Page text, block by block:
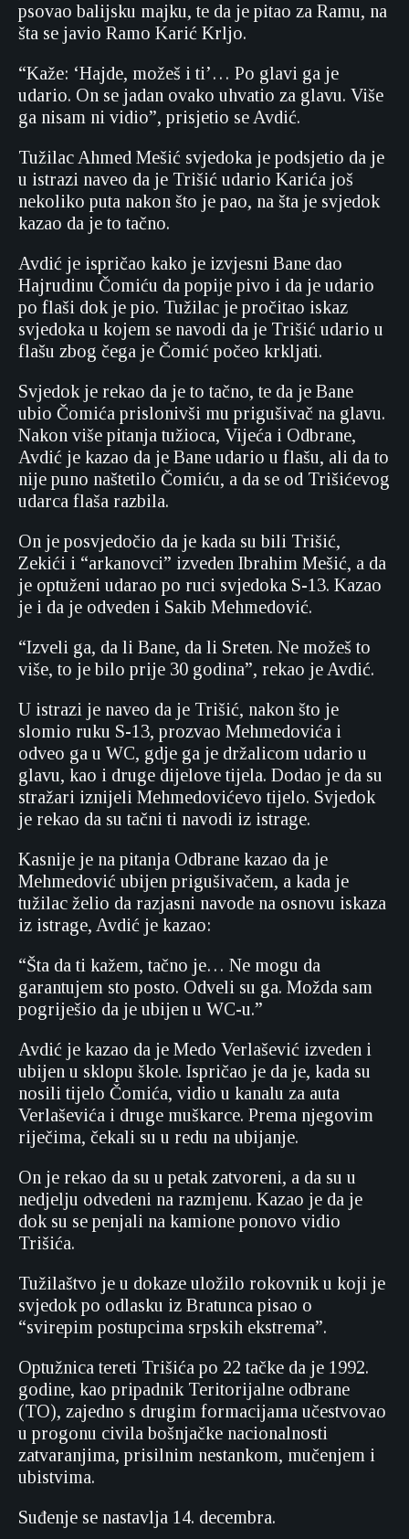
psovao balijsku majku, te da je pitao za Ramu, na
šta se javio Ramo Karić Krljo.
“Kaže: ‘Hajde, možeš i ti’… Po glavi ga je
udario. On se jadan ovako uhvatio za glavu. Više
ga nisam ni vidio”, prisjetio se Avdić.
Tužilac Ahmed Mešić svjedoka je podsjetio da je
u istrazi naveo da je Trišić udario Karića još
nekoliko puta nakon što je pao, na šta je svjedok
kazao da je to tačno.
Avdić je ispričao kako je izvjesni Bane dao
Hajrudinu Čomiću da popije pivo i da je udario
po flaši dok je pio. Tužilac je pročitao iskaz
svjedoka u kojem se navodi da je Trišić udario u
flašu zbog čega je Čomić počeo krkljati.
Svjedok je rekao da je to tačno, te da je Bane
ubio Čomića prislonivši mu prigušivač na glavu.
Nakon više pitanja tužioca, Vijeća i Odbrane,
Avdić je kazao da je Bane udario u flašu, ali da to
nije puno naštetilo Čomiću, a da se od Trišićevog
udarca flaša razbila.
On je posvjedočio da je kada su bili Trišić,
Zekići i “arkanovci” izveden Ibrahim Mešić, a da
je optuženi udarao po ruci svjedoka S-13. Kazao
je i da je odveden i Sakib Mehmedović.
“Izveli ga, da li Bane, da li Sreten. Ne možeš to
više, to je bilo prije 30 godina”, rekao je Avdić.
U istrazi je naveo da je Trišić, nakon što je
slomio ruku S-13, prozvao Mehmedovića i
odveo ga u WC, gdje ga je držalicom udario u
glavu, kao i druge dijelove tijela. Dodao je da su
stražari iznijeli Mehmedovićevo tijelo. Svjedok
je rekao da su tačni ti navodi iz istrage.
Kasnije je na pitanja Odbrane kazao da je
Mehmedović ubijen prigušivačem, a kada je
tužilac želio da razjasni navode na osnovu iskaza
iz istrage, Avdić je kazao:
“Šta da ti kažem, tačno je… Ne mogu da
garantujem sto posto. Odveli su ga. Možda sam
pogriješio da je ubijen u WC-u.”
Avdić je kazao da je Medo Verlašević izveden i
ubijen u sklopu škole. Ispričao je da je, kada su
nosili tijelo Čomića, vidio u kanalu za auta
Verlaševića i druge muškarce. Prema njegovim
riječima, čekali su u redu na ubijanje.
On je rekao da su u petak zatvoreni, a da su u
nedjelju odvedeni na razmjenu. Kazao je da je
dok su se penjali na kamione ponovo vidio
Trišića.
Tužilaštvo je u dokaze uložilo rokovnik u koji je
svjedok po odlasku iz Bratunca pisao o
“svirepim postupcima srpskih ekstrema”.
Optužnica tereti Trišića po 22 tačke da je 1992.
godine, kao pripadnik Teritorijalne odbrane
(TO), zajedno s drugim formacijama učestvovao
u progonu civila bošnjačke nacionalnosti
zatvaranjima, prisilnim nestankom, mučenjem i
ubistvima.
Suđenje se nastavlja 14. decembra.